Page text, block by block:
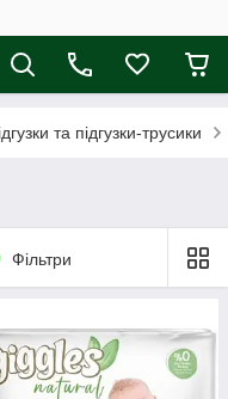
та підгузки-трусики
Фільтри